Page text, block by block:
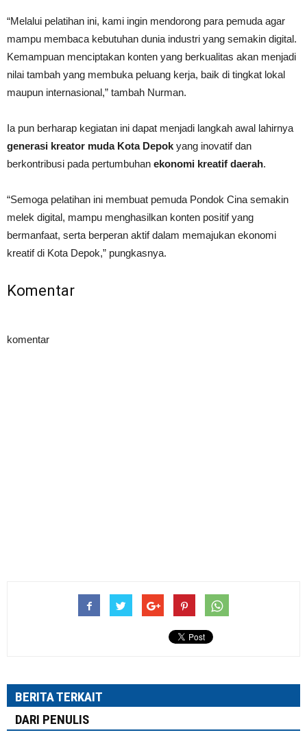
“Melalui pelatihan ini, kami ingin mendorong para pemuda agar
mampu membaca kebutuhan dunia industri yang semakin digital.
Kemampuan menciptakan konten yang berkualitas akan menjadi
nilai tambah yang membuka peluang kerja, baik di tingkat lokal
maupun internasional,” tambah Nurman.
Ia pun berharap kegiatan ini dapat menjadi langkah awal lahirnya
generasi kreator muda Kota Depok yang inovatif dan
berkontribusi pada pertumbuhan ekonomi kreatif daerah.
“Semoga pelatihan ini membuat pemuda Pondok Cina semakin
melek digital, mampu menghasilkan konten positif yang
bermanfaat, serta berperan aktif dalam memajukan ekonomi
kreatif di Kota Depok,” pungkasnya.
Komentar
komentar
BERITA TERKAIT
DARI PENULIS